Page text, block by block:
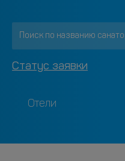
Статус заявки
Отели